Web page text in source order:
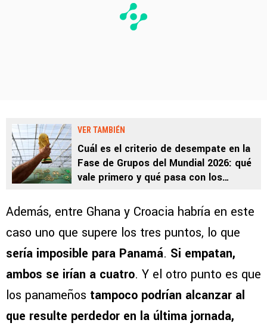
VER TAMBIÉN
Cuál es el criterio de desempate en la
Fase de Grupos del Mundial 2026: qué
vale primero y qué pasa con los
Además, entre Ghana y Croacia habría en este
caso uno que supere los tres puntos, lo que
sería imposible para Panamá. Si empatan,
ambos se irían a cuatro. Y el otro punto es que
los panameños tampoco podrían alcanzar al
que resulte perdedor en la última jornada,